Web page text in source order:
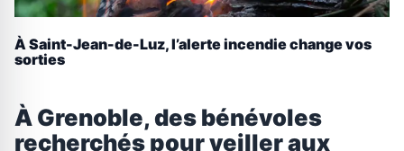
À Saint-Jean-de-Luz, l’alerte incendie change vos
sorties
À Grenoble, des bénévoles
recherchés pour veiller aux